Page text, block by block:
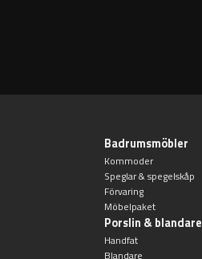
Krokar
Handduksringar
Handduksstänger
Badkarshandtag
Badrumsmöbler
Kommoder
Speglar & spegelskåp
Förvaring
Möbelpaket
Porslin & blandare
Handfat
Blandare